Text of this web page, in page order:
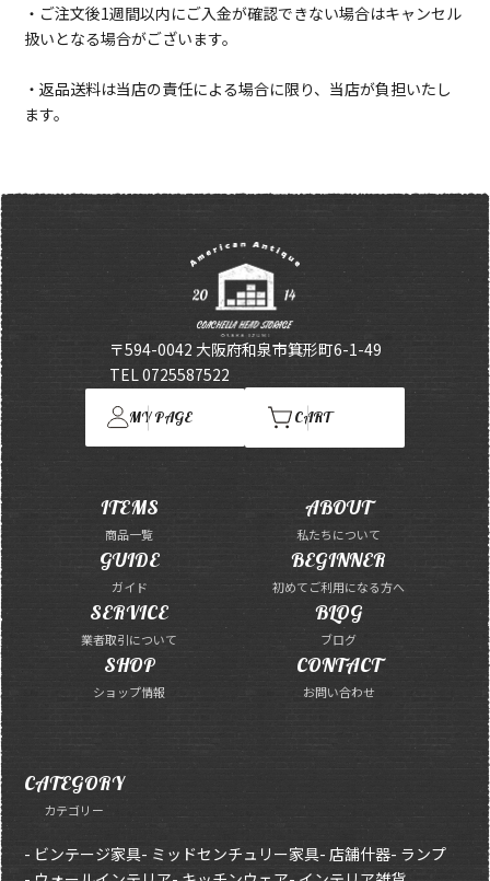
・ご注文後1週間以内にご入金が確認できない場合はキャンセル
扱いとなる場合がございます。
・返品送料は当店の責任による場合に限り、当店が負担いたし
ます。
〒594-0042 大阪府和泉市箕形町6-1-49
TEL 0725587522
MY PAGE CART
ITEMS
商品一覧
ABOUT
私たちについて
GUIDE
ガイド
BEGINNER
初めてご利用になる方へ
SERVICE
業者取引について
BLOG
ブログ
SHOP
ショップ情報
CONTACT
お問い合わせ
CATEGORY
カテゴリー
- ビンテージ家具- ミッドセンチュリー家具- 店舗什器- ランプ